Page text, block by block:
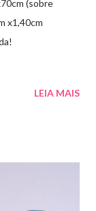
(sobre
x1,40cm
LEIA MAIS